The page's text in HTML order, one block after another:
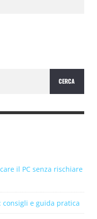
il PC senza rischiare
consigli e guida pratica